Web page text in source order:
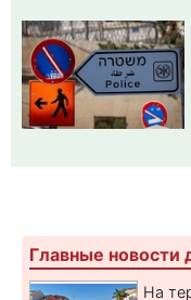
Главные новости
На